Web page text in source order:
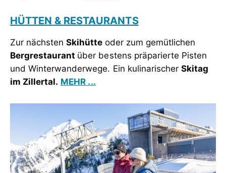
HÜTTEN & RESTAURANTS
Zur nächstenSkihütte oder zum gemütlichen
Bergrestaurant über bestens präparierte Pisten
und Winterwanderwege. Ein kulinarischer Skitag
im Zillertal. MEHR ...